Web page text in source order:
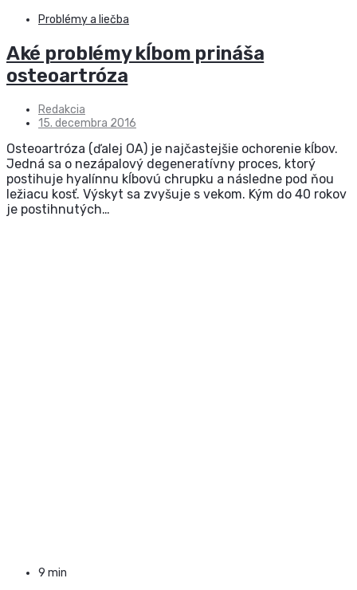
Problémy a liečba
Aké problémy kĺbom prináša
osteoartróza
Redakcia
15. decembra 2016
Osteoartróza (ďalej OA) je najčastejšie ochorenie kĺbov.
Jedná sa o nezápalový degeneratívny proces, ktorý
postihuje hyalínnu kĺbovú chrupku a následne pod ňou
ležiacu kosť. Výskyt sa zvyšuje s vekom. Kým do 40 rokov
je postihnutých…
9 min